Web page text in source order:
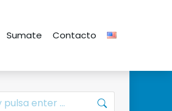
Sumate Contacto